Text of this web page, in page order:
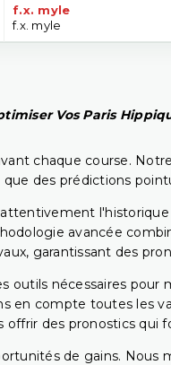
f.x. myle
f.x. myle
Vos Paris
chaque course.
des prédictions
avancée
garantissant des
nécessaires pour
en compte toutes les
des pronostics qui
de gains. Nous